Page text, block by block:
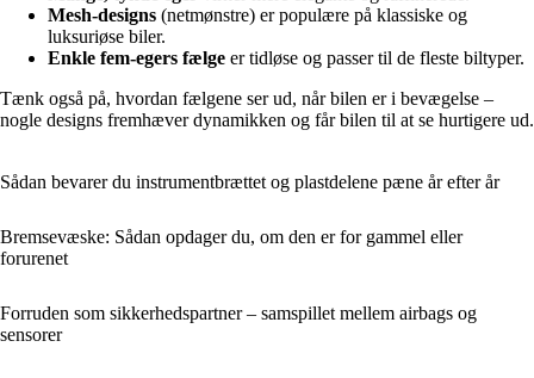
Mesh-designs (netmønstre) er populære på klassiske og
luksuriøse biler.
Enkle fem-egers fælge er tidløse og passer til de fleste biltyper.
Tænk også på, hvordan fælgene ser ud, når bilen er i bevægelse –
nogle designs fremhæver dynamikken og får bilen til at se hurtigere ud.
Sådan bevarer du instrumentbrættet og plastdelene pæne år efter år
Bremsevæske: Sådan opdager du, om den er for gammel eller
forurenet
Forruden som sikkerhedspartner – samspillet mellem airbags og
sensorer